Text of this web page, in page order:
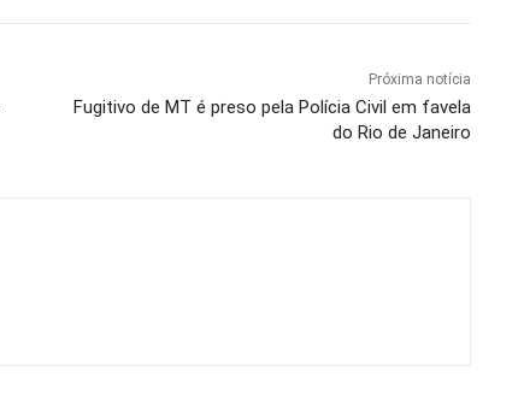
Próxima notícia
Fugitivo de MT é preso pela Polícia Civil em favela
do Rio de Janeiro